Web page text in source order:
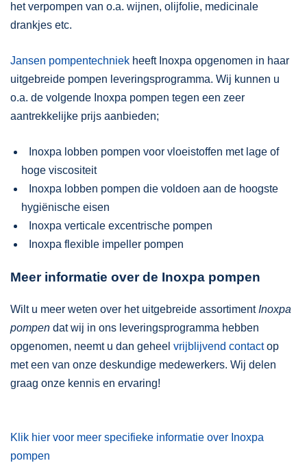
het verpompen van o.a. wijnen, olijfolie, medicinale
drankjes etc.
Jansen pompentechniek heeft Inoxpa opgenomen in haar
uitgebreide pompen leveringsprogramma. Wij kunnen u
o.a. de volgende Inoxpa pompen tegen een zeer
aantrekkelijke prijs aanbieden;
Inoxpa lobben pompen voor vloeistoffen met lage of
hoge viscositeit
Inoxpa lobben pompen die voldoen aan de hoogste
hygiënische eisen
Inoxpa verticale excentrische pompen
Inoxpa flexible impeller pompen
Meer informatie over de Inoxpa pompen
Wilt u meer weten over het uitgebreide assortimentInoxpa
pompen dat wij in ons leveringsprogramma hebben
opgenomen, neemt u dan geheel vrijblijvend contactop
met een van onze deskundige medewerkers. Wij delen
graag onze kennis en ervaring!
Klik hier voor meer specifieke informatie over Inoxpa
pompen